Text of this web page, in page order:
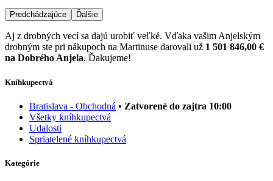
Predchádzajúce Ďalšie
Aj z drobných vecí sa dajú urobiť veľké. Vďaka vašim Anjelským
drobným ste pri nákupoch na Martinuse darovali už 1 501 846,00 €
na Dobrého Anjela. Ďakujeme!
Kníhkupectvá
Bratislava - Obchodná • Zatvorené do zajtra 10:00
Všetky kníhkupectvá
Udalosti
Spriatelené kníhkupectvá
Kategórie